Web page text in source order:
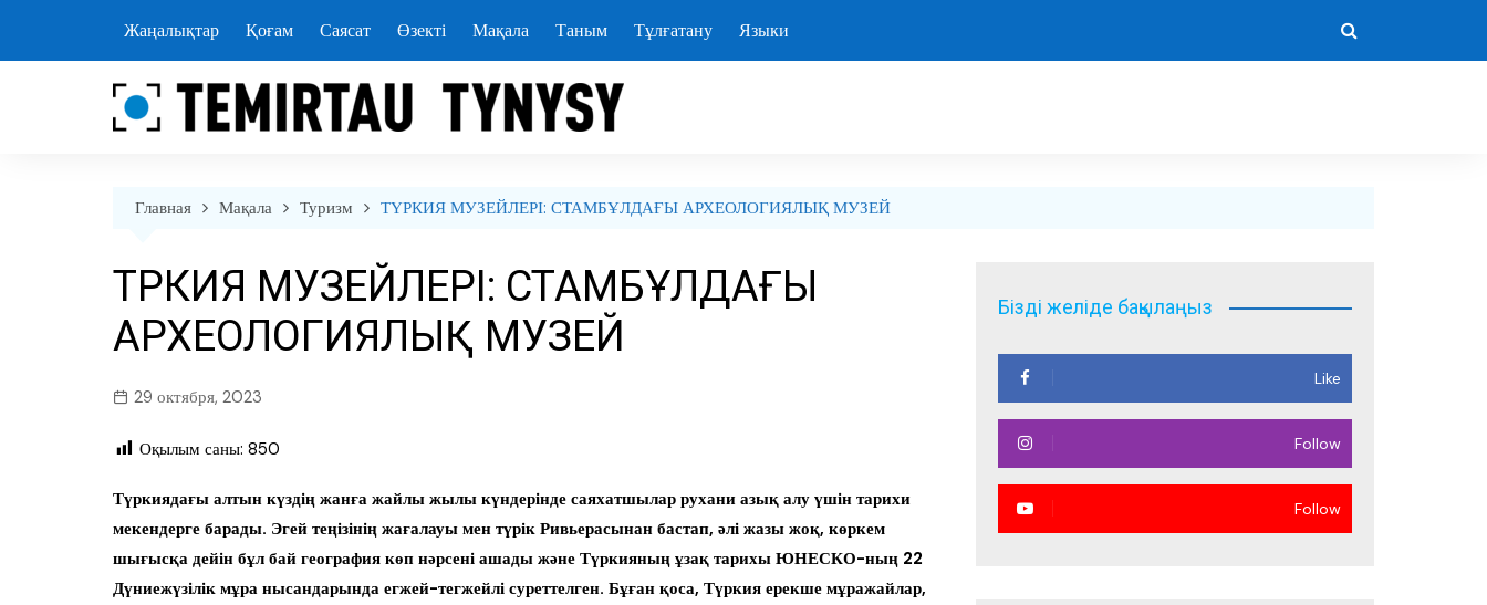
содержанию
Жаңалықтар Қоғам Саясат Өзекті Мақала Таным Тұлғатану Языки
Главная Мақала Туризм ТҮРКИЯ МУЗЕЙЛЕРІ: СТАМБҰЛДАҒЫ АРХЕОЛОГИЯЛЫҚ МУЗЕЙ
ТҮРКИЯ МУЗЕЙЛЕРІ: СТАМБҰЛДАҒЫ
АРХЕОЛОГИЯЛЫҚ МУЗЕЙ
29 октября, 2023
Оқылым саны: 850
Түркиядағы алтын күздің жанға жайлы жылы күндерінде саяхатшылар рухани азық алу үшін тарихи
мекендерге барады. Эгей теңізінің жағалауы мен түрік Ривьерасынан бастап, әлі жазы жоқ, көркем
шығысқа дейін бұл бай география көп нәрсені ашады және Түркияның ұзақ тарихы ЮНЕСКО-ның 22
Дүниежүзілік мұра нысандарында егжей-тегжейлі суреттелген. Бұған қоса, Түркия ерекше мұражайлар,
Бізді желіде бақылаңыз
Like
Follow
Follow